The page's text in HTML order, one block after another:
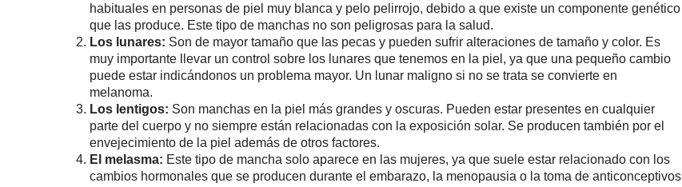
habituales en personas de piel muy blanca y pelo pelirrojo, debido a que existe un componente genético
que las produce. Este tipo de manchas no son peligrosas para la salud.
Los lunares: Son de mayor tamaño que las pecas y pueden sufrir alteraciones de tamaño y color. Es
muy importante llevar un control sobre los lunares que tenemos en la piel, ya que una pequeño cambio
puede estar indicándonos un problema mayor. Un lunar maligno si no se trata se convierte en
melanoma.
Los lentigos: Son manchas en la piel más grandes y oscuras. Pueden estar presentes en cualquier
parte del cuerpo y no siempre están relacionadas con la exposición solar. Se producen también por el
envejecimiento de la piel además de otros factores.
El melasma: Este tipo de mancha solo aparece en las mujeres, ya que suele estar relacionado con los
cambios hormonales que se producen durante el embarazo, la menopausia o la toma de anticonceptivos